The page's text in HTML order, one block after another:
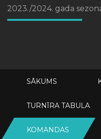
2023./2024. gada
SĀKUMS
TURNĪRA TABULA
KOMANDAS